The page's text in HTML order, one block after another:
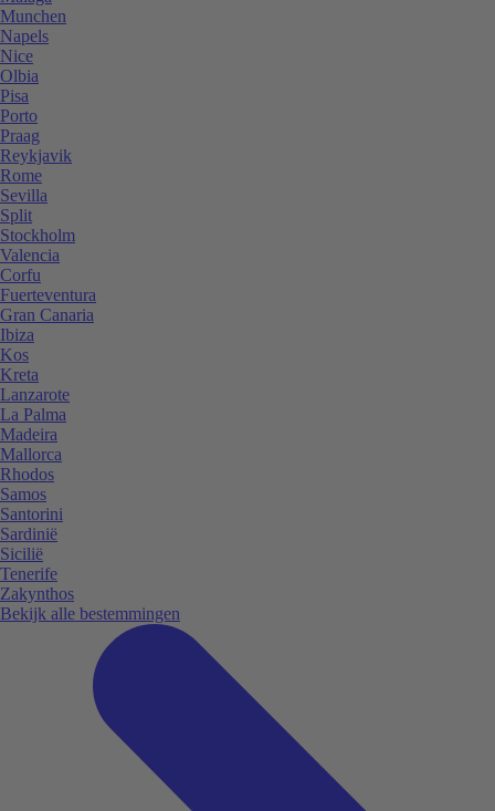
Munchen
Napels
Nice
Olbia
Pisa
Porto
Praag
Reykjavik
Rome
Sevilla
Split
Stockholm
Valencia
Corfu
Fuerteventura
Gran Canaria
Ibiza
Kos
Kreta
Lanzarote
La Palma
Madeira
Mallorca
Rhodos
Samos
Santorini
Sardinië
Sicilië
Tenerife
Zakynthos
Bekijk alle bestemmingen